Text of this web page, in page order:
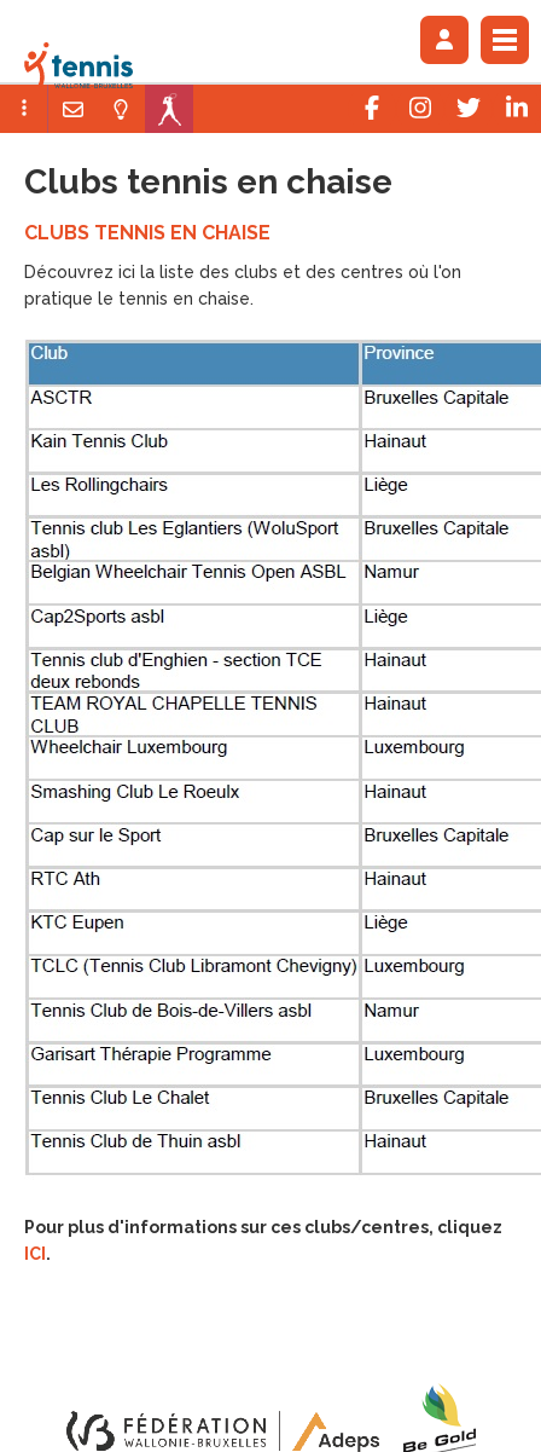
Clubs tennis en chaise
CLUBS TENNIS EN CHAISE
Découvrez ici la liste des clubs et des centres où l'on
pratique le tennis en chaise.
Pour plus d'informations sur ces clubs/centres, cliquez
ICI .